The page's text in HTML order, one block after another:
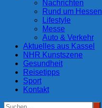
Nachrichten
Rund um Hessen
Lifestyle
Messe
Auto & Verkehr
Aktuelles aus Kassel
NHR Kunstszene
Gesundheit
Reisetipps
Sport
Kontakt